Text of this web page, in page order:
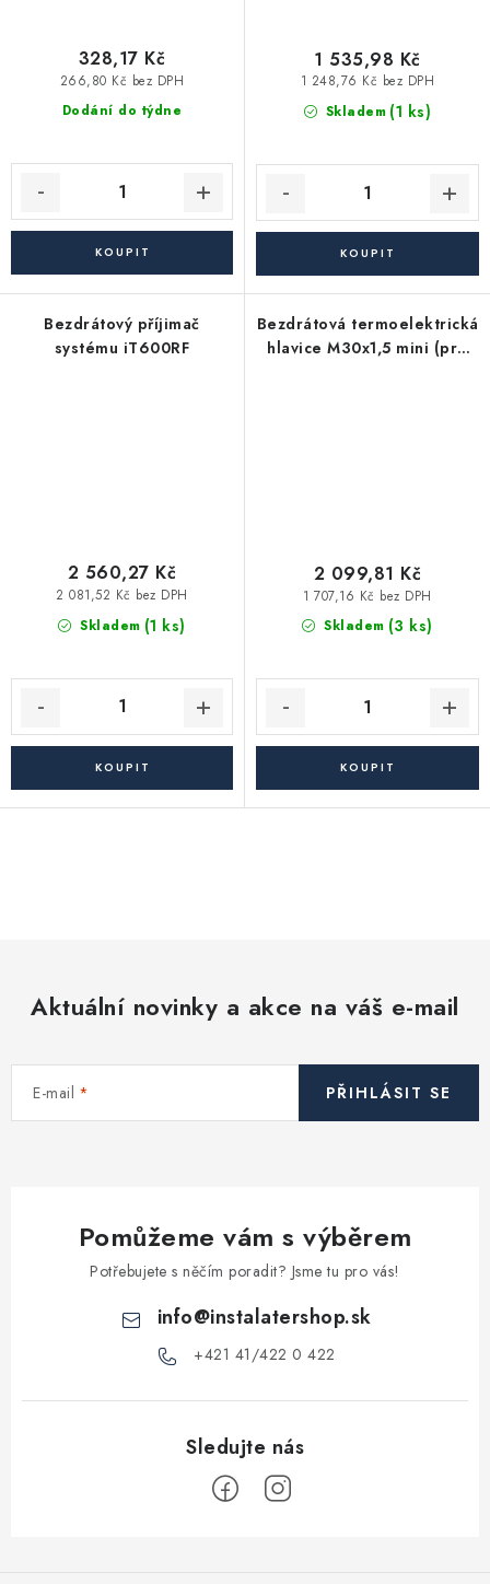
Dodání do týdne
266,80 Kč bez DPH
328,17 Kč
Skladem (1 ks)
1 248,76 Kč bez DPH
1 535,98 Kč
Bezdrátový příjimač
systému iT600RF
Skladem (1 ks)
2 081,52 Kč bez DPH
2 560,27 Kč
Bezdrátová termoelektrická
hlavice M30x1,5 mini (pro
Skladem (3 ks)
1 707,16 Kč bez DPH
2 099,81 Kč
í
r
Aktuální novinky a akce na váš e-mail
E-mail PŘIHLÁSIT SE
Pomůžeme vám s výběrem
Potřebujete s něčím poradit? Jsme tu pro vás!
info@instalatershop.sk
+421 41/422 0 422